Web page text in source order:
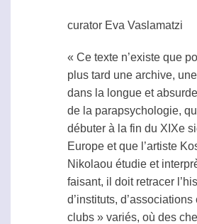
curator Eva Vaslamatzi
« Ce texte n’existe que
plus tard une archive,
dans la longue et
de la parapsychologie,
débuter à la fin du XIXe
Europe et que l’artiste
Nikolaou étudie et
faisant, il doit retracer
d’instituts, d’associations
clubs » variés, où des